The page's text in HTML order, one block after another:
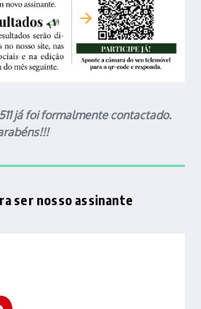
já foi formalmente contactado.
ser nosso assinante